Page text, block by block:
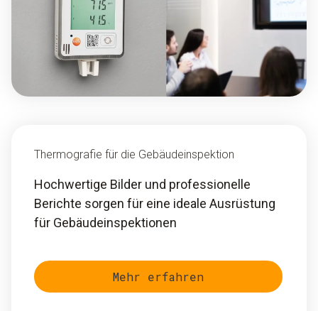
Thermografie für die Gebäudeinspektion
Hochwertige Bilder und professionelle
Berichte sorgen für eine ideale Ausrüstung
für Gebäudeinspektionen
Mehr erfahren